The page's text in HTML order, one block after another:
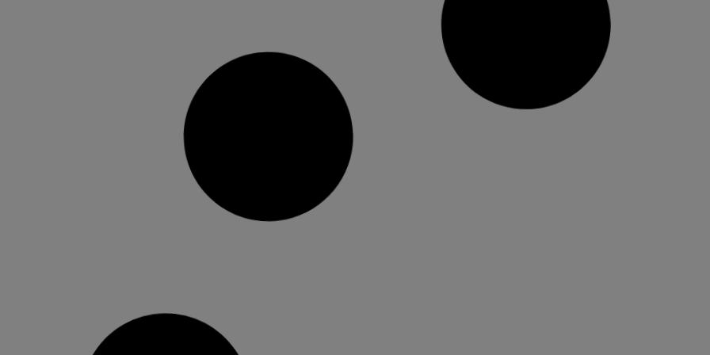
L’SMAC Alzira tanca 2019 amb la
celebració de 541 actes de
treballadors de 42 municipis, principalment
d’Alzira i les localitats dels voltants, però també